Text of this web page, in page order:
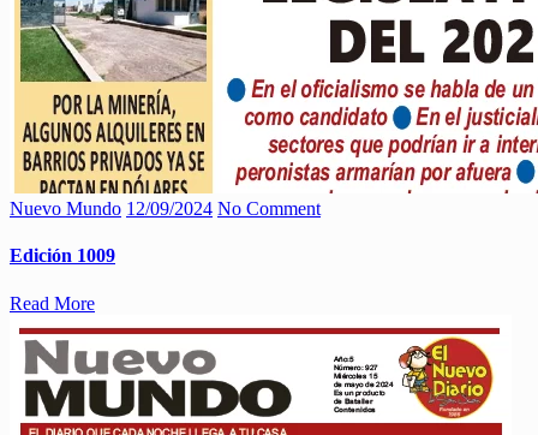
Nuevo Mundo 12/09/2024 No Comment
Edición 1009
Read More